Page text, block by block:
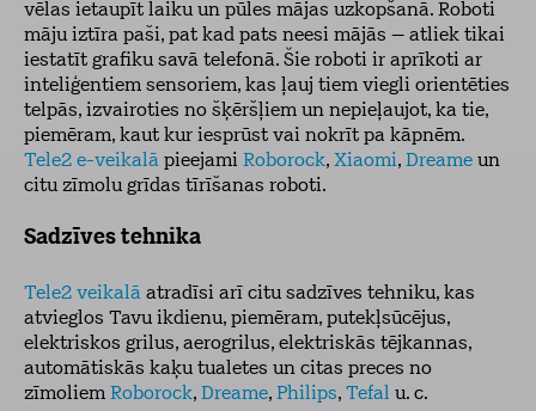
vēlas ietaupīt laiku un pūles mājas uzkopšanā. Roboti
māju iztīra paši, pat kad pats neesi mājās – atliek tikai
iestatīt grafiku savā telefonā. Šie roboti ir aprīkoti ar
inteliģentiem sensoriem, kas ļauj tiem viegli orientēties
telpās, izvairoties no šķēršļiem un nepieļaujot, ka tie,
piemēram, kaut kur iesprūst vai nokrīt pa kāpnēm.
Tele2 e-veikalā pieejami Roborock, Xiaomi, Dreame un
citu zīmolu grīdas tīrīšanas roboti.
Sadzīves tehnika
Tele2 veikalā atradīsi arī citu sadzīves tehniku, kas
atvieglos Tavu ikdienu, piemēram, putekļsūcējus,
elektriskos grilus, aerogrilus, elektriskās tējkannas,
automātiskās kaķu tualetes un citas preces no
zīmoliem Roborock, Dreame, Philips, Tefal u. c.